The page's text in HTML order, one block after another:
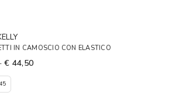
IN CAMOSCIO CON ELASTICO
€ 44,50
45